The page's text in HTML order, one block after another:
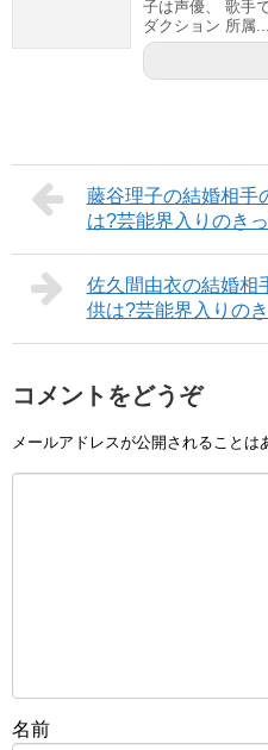
子は声優、 歌手
ダクション 所属...
藤谷理子の結婚相手
は?芸能界入りのき
佐久間由衣の結婚相
供は?芸能界入りの
コメントをどうぞ
メールアドレスが公開されることは
名前